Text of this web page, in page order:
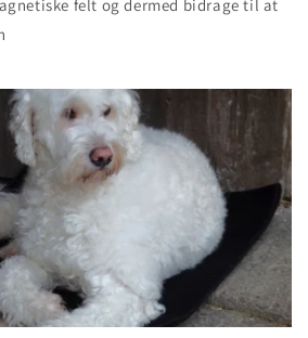
felt og dermed bidrage til at